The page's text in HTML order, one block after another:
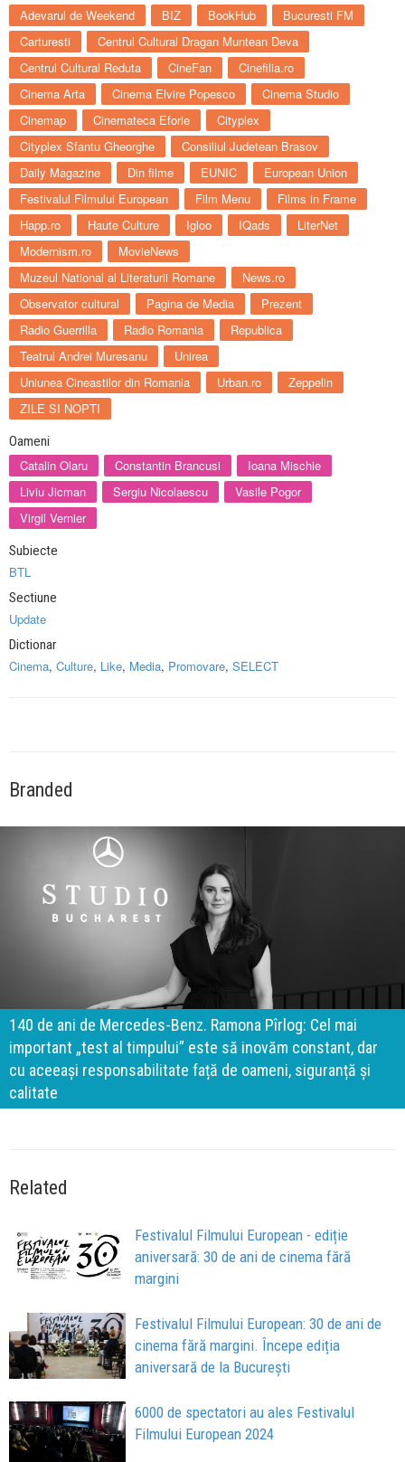
Adevarul de Weekend BIZ BookHub
Bucuresti FM
Carturesti
Centrul Cultural Dragan Muntean Deva
Centrul Cultural Reduta
CineFan
Cinefilia.ro
Cinema Arta
Cinema Elvire Popesco
Cinema Studio
Cinemap
Cinemateca Eforie
Cityplex
Cityplex Sfantu Gheorghe
Consiliul Judetean Brasov
Daily Magazine
Din filme EUNIC
European Union
Festivalul Filmului European
Film Menu
Films in Frame
Happ.ro
Haute Culture Igloo IQads
LiterNet
Modernism.ro
MovieNews
Muzeul National al Literaturii Romane
News.ro
Observator cultural
Pagina de Media
Prezent
Radio Guerrilla
Radio Romania
Republica
Teatrul Andrei Muresanu
Unirea
Uniunea Cineastilor din Romania
Urban.ro
Zeppelin
ZILE SI NOPTI
Oameni
Catalin Olaru Constantin Brancusi
Ioana Mischie
Liviu Jicman
Sergiu Nicolaescu
Vasile Pogor
Virgil Vernier
Subiecte
BTL
Sectiune
Update
Dictionar
Cinema, Culture, Like, Media, Promovare, SELECT
Branded
140 de ani de Mercedes-Benz. Ramona Pîrlog: Cel mai
important „test al timpului” este să inovăm constant, dar
cu aceeași responsabilitate față de oameni, siguranță și
calitate
Related
Festivalul Filmului European - ediție
aniversară: 30 de ani de cinema fără
margini
Festivalul Filmului European: 30 de ani de
cinema fără margini. Începe ediția
aniversară de la București
6000 de spectatori au ales Festivalul
Filmului European 2024